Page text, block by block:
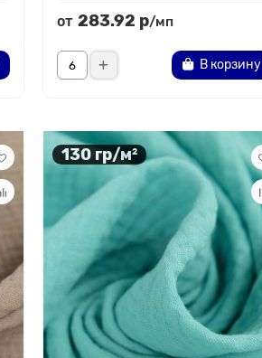
от 283.92 р/мп
В корзину
130 гр/м²